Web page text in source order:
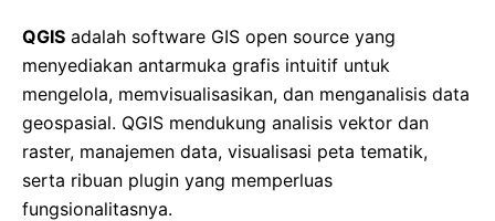
QGIS adalah software GIS open source yang
menyediakan antarmuka grafis intuitif untuk
mengelola, memvisualisasikan, dan menganalisis data
geospasial. QGIS mendukung analisis vektor dan
raster, manajemen data, visualisasi peta tematik,
serta ribuan plugin yang memperluas
fungsionalitasnya.